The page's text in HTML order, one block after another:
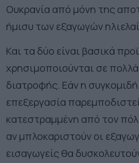
Ουκρανία από μόνη της
ήμισυ των εξαγωγών
Και τα δύο είναι βασικά
χρησιμοποιούνται σε
διατροφής. Εάν η συγκομιδή
επεξεργασία
κατεστραμμένη από τον
αν μπλοκαριστούν οι
εισαγωγείς θα